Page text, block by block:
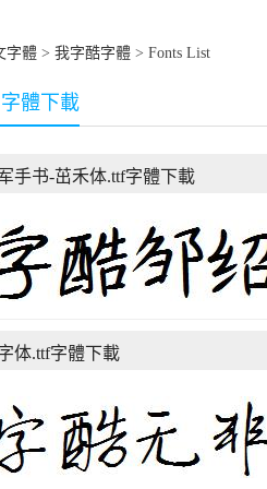
字體 > 我字酷字體 > Fonts List
體下載
手书-茁禾体.ttf字體下載
体.ttf字體下載